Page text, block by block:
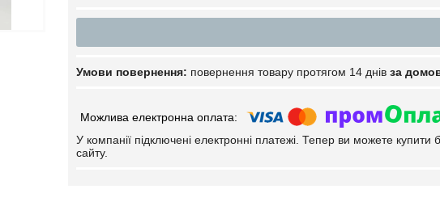
повернення товару протягом 14 днів за
У компанії підключені електронні платежі. Тепер ви можете
сайту.